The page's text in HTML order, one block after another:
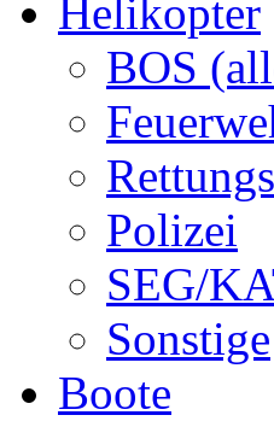
Helikopter
BOS
Polizei
SEG/
Sonstige
Boote